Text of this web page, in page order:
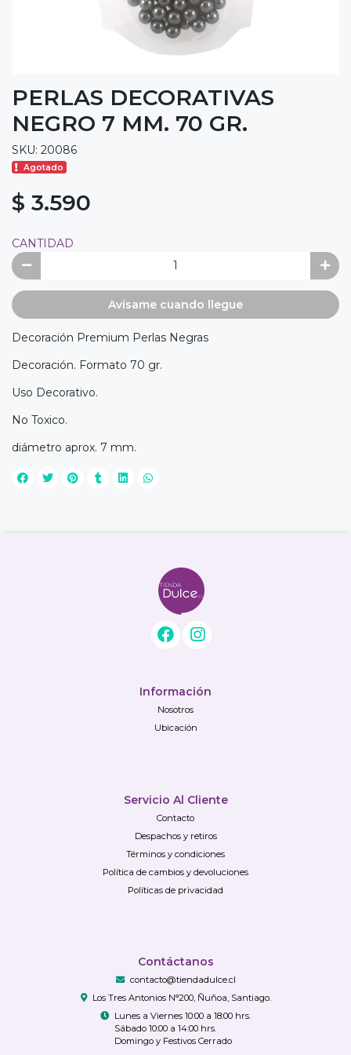
PERLAS DECORATIVAS
NEGRO 7 MM. 70 GR.
SKU: 20086
Agotado
$ 3.590
CANTIDAD
Avísame cuando llegue
Decoración Premium Perlas Negras
Decoración. Formato 70 gr.
Uso Decorativo.
No Toxico.
diámetro aprox. 7 mm.
Información
Nosotros
Ubicación
Servicio Al Cliente
Contacto
Despachos y retiros
Términos y condiciones
Política de cambios y devoluciones
Políticas de privacidad
Contáctanos
contacto@tiendadulce.cl
Los Tres Antonios N°200, Ñuñoa, Santiago.
Lunes a Viernes 10:00 a 18:00 hrs.
Sábado 10:00 a 14:00 hrs.
Domingo y Festivos Cerrado